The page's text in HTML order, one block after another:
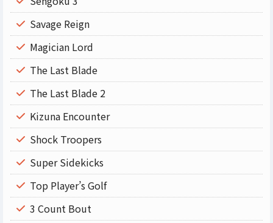
Savage Reign
Magician Lord
The Last Blade
The Last Blade 2
Kizuna Encounter
Shock Troopers
Super Sidekicks
Top Player’s Golf
3 Count Bout